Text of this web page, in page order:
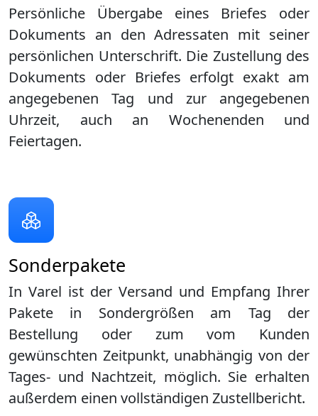
Persönliche Übergabe eines Briefes oder
Dokuments an den Adressaten mit seiner
persönlichen Unterschrift. Die Zustellung des
Dokuments oder Briefes erfolgt exakt am
angegebenen Tag und zur angegebenen
Uhrzeit, auch an Wochenenden und
Feiertagen.
Sonderpakete
In Varel ist der Versand und Empfang Ihrer
Pakete in Sondergrößen am Tag der
Bestellung oder zum vom Kunden
gewünschten Zeitpunkt, unabhängig von der
Tages- und Nachtzeit, möglich. Sie erhalten
außerdem einen vollständigen Zustellbericht.